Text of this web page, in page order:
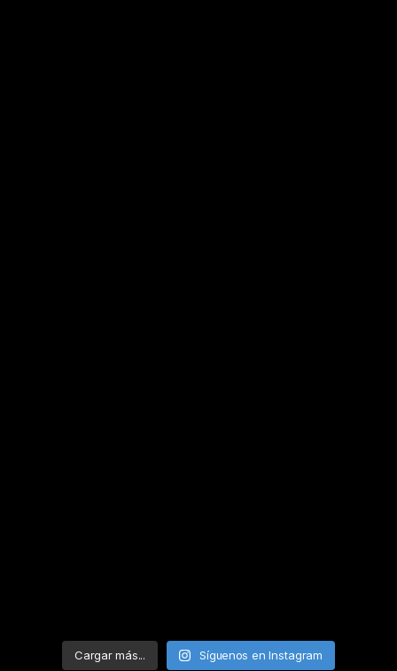
Cargar más... Síguenos en Instagram